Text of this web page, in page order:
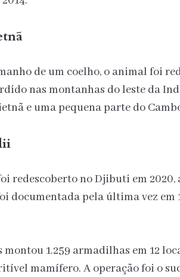
de um coelho, o animal foi
nas montanhas do leste da
e uma pequena parte do
redescoberto no Djibuti em 2020,
documentada pela última vez em
1.259 armadilhas em 12
mamífero. A operação foi o